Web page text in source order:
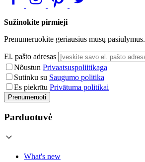
Sužinokite pirmieji
Prenumeruokite geriausius mūsų pasiūlymus.
El. pašto adresas
Nõustun Privaatsuspoliitikaga
Sutinku su Saugumo politika
Es piekrītu Privātuma politikai
Prenumeruoti
Parduotuvė
What's new